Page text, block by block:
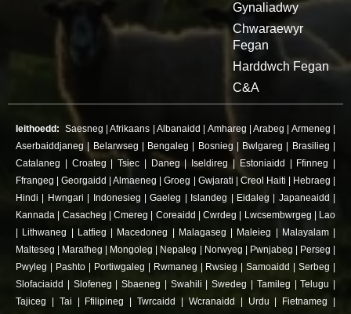
Gynaliadwy
Chwaraewyr
Fegan
Harddwch Fegan
C&A
Ieithoedd: Saesneg |Afrikaans Albanaidd Amhareg |Arabeg Armeneg
Aserbaiddjaneg
Belarwseg Bengaleg Bosnieg Bwlgareg Brasilieg
Catalaneg
Croateg |Tsiec Daneg Iseldireg Estoniaidd Ffinneg
Ffrangeg |Georgaidd |Almaeneg |Groeg Gwjarati Creol Haiti Hebraeg
Hindi
Hwngari Indonesieg |Gaeleg Islandeg Eidaleg Japaneaidd
Kannada
Casacheg Cmereg Coreaidd Cwrdeg Lwcsembwrgeg
Lao
Lithwaneg Latfieg Macedoneg Malagaseg Maleieg Malayalam|
Malteseg
Maratheg Mongoleg Nepaleg Norwyeg Pwnjabeg Perseg
Pwyleg
Pashto| Portiwgaleg Rwmaneg Rwsieg |Samoaidd |Serbeg
Slofaciaidd
Slofeneg |Sbaeneg Swahili |Swedeg Tamileg |Telugu
Tajiceg
Tai Ffilipineg |Twrcaidd Wcranaidd Urdu Fietnameg